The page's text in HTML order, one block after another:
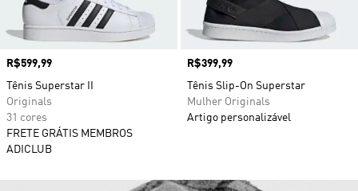
Preço
R$599,99
Tênis Superstar II
Originals
31 cores
FRETE GRÁTIS MEMBROS
ADICLUB
Preço
R$399,99
Tênis Slip-On Superstar
Mulher Originals
Artigo personalizável